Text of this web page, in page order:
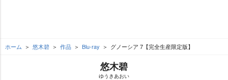
ホーム 悠木碧 作品 Blu-ray グノーシア 7【完全生産限定版】
悠木碧
ゆうきあおい